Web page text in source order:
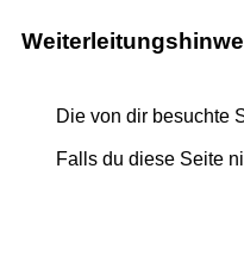
Die von dir besuchte
Falls du diese Seite